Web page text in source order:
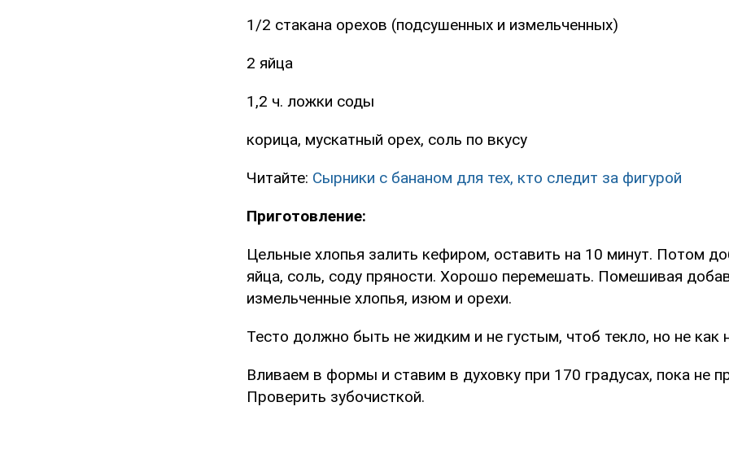
1/2 стакана орехов (подсушенных и измельченных)
2 яйца
1,2 ч. ложки соды
корица, мускатный орех, соль по вкусу
Читайте: Сырники с бананом для тех, кто следит за фигурой
Приготовление:
Цельные хлопья залить кефиром, оставить на 10 минут. Потом
яйца, соль, соду пряности. Хорошо перемешать. Помешивая
измельченные хлопья, изюм и орехи.
Тесто должно быть не жидким и не густым, чтоб текло, но не как
Вливаем в формы и ставим в духовку при 170 градусах, пока не
Проверить зубочисткой.